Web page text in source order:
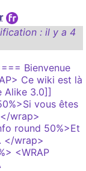
: il y a 4
Bienvenue
Ce wiki est là
Alike 3.0]]
vous êtes
wrap>
round 50%>Et
</wrap>
<WRAP